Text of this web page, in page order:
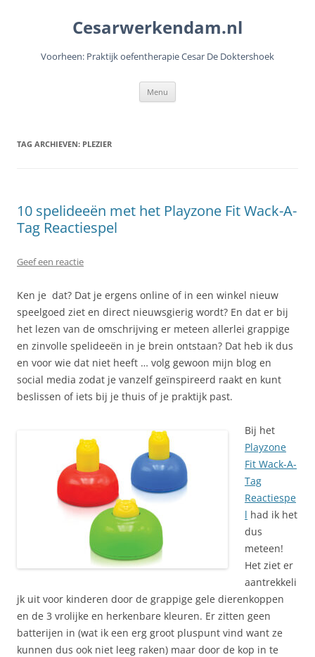
Cesarwerkendam.nl
Voorheen: Praktijk oefentherapie Cesar De Doktershoek
Menu
TAG ARCHIEVEN: PLEZIER
10 spelideeën met het Playzone Fit Wack-A-
Tag Reactiespel
Geef een reactie
Ken je dat? Dat je ergens online of in een winkel nieuw
speelgoed ziet en direct nieuwsgierig wordt? En dat er bij
het lezen van de omschrijving er meteen allerlei grappige
en zinvolle spelideeën in je brein ontstaan? Dat heb ik dus
en voor wie dat niet heeft … volg gewoon mijn blog en
social media zodat je vanzelf geïnspireerd raakt en kunt
beslissen of iets bij je thuis of je praktijk past.
Bij het
Playzone
Fit Wack-A-
Tag
Reactiespe
l had ik het
dus
meteen!
Het ziet er
aantrekkeli
jk uit voor kinderen door de grappige gele dierenkoppen
en de 3 vrolijke en herkenbare kleuren. Er zitten geen
batterijen in (wat ik een erg groot pluspunt vind want ze
kunnen dus ook niet leeg raken) maar door de kop in te